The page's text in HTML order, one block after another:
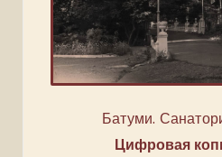
Батуми.
Цифровая